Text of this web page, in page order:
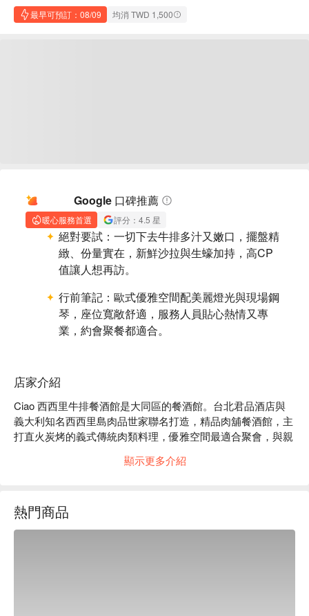
最早可預訂：08/09 均消 TWD 1,500
Google 口碑推薦
暖心服務首選 評分：4.5 星
絕對要試： 一切下去牛排多汁又嫩口，擺盤精
緻、份量實在，新鮮沙拉與生蠔加持，高CP
值讓人想再訪。
行前筆記： 歐式優雅空間配美麗燈光與現場鋼
琴，座位寬敞舒適，服務人員貼心熱情又專
業，約會聚餐都適合。
店家介紹
Ciao 西西里牛排餐酒館是大同區的餐酒館。台北君品酒店與
義大利知名西西里島肉品世家聯名打造，精品肉舖餐酒館，主
打直火炭烤的義式傳統肉類料理，優雅空間最適合聚會，與親
Ciao 西西里牛排餐酒館評價：Google 4.5 星推薦
Ciao 西西里牛排餐酒館訂位、Ciao 西西里牛排餐酒館優惠資
訊立刻查看⬇︎
顯示更多介紹
熱門商品